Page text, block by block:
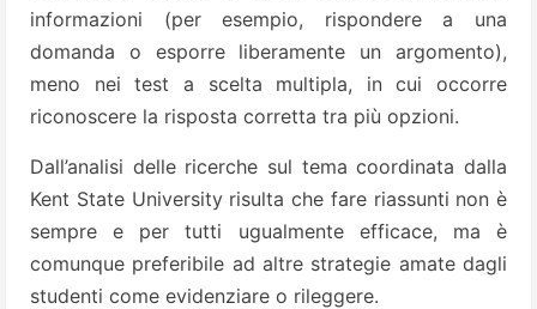
informazioni (per esempio, rispondere a una
domanda o esporre liberamente un argomento),
meno nei test a scelta multipla, in cui occorre
riconoscere la risposta corretta tra più opzioni.
Dall’analisi delle ricerche sul tema coordinata dalla
Kent State University risulta che fare riassunti non è
sempre e per tutti ugualmente efficace, ma è
comunque preferibile ad altre strategie amate dagli
studenti come evidenziare o rileggere.